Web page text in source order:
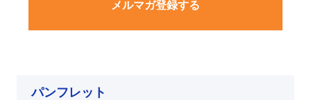
メルマガ登録する
パンフレット